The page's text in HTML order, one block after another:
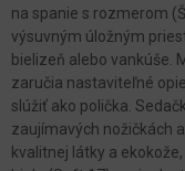
na spanie s rozmerom
výsuvným úložným
bielizeň alebo vankúše.
zaručia nastaviteľné
slúžiť ako polička.
zaujímavých nožičkách
kvalitnej látky a